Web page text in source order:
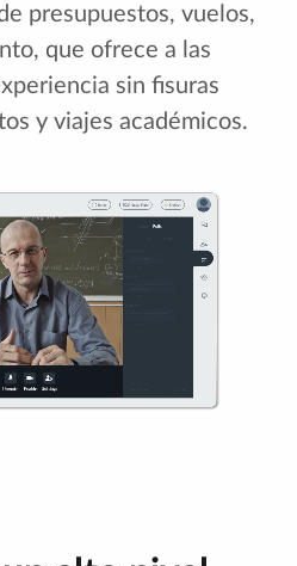
presupuestos, vuelos,
que ofrece a las
sin fisuras
y viajes académicos.